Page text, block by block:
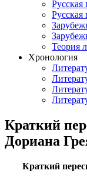
Русская
Русская
Теория
Хронология
Краткий
Дориана
Краткий